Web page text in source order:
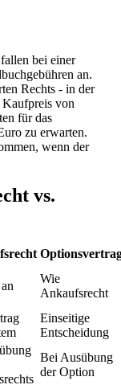
bei einer
an.
Rechts - in der
von
für das
zu erwarten.
wenn der
vs.
Wie
Ankaufsrecht
Einseitige
Entscheidung
Bei Ausübung
der Option